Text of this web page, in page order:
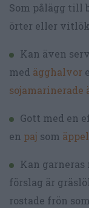
Som pålägg till
örter eller
Kan även
med ägghalvor
sojamarinerade
Gott med en
en paj som
Kan
förslag är
rostade frön